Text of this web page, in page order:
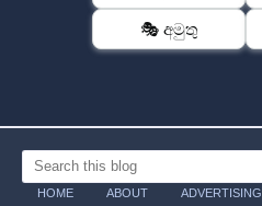
🎭 අමුතු
HOME ABOUT ADVERTISING